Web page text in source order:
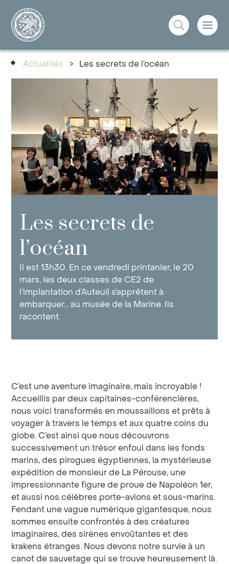
Actualités > Les secrets de l’océan
Les secrets de
l’océan
Il est 13h30. En ce vendredi printanier, le 20
mars, les deux classes de CE2 de
l’implantation d’Auteuil s’apprêtent à
embarquer… au musée de la Marine. Ils
racontent.
C’est une aventure imaginaire, mais incroyable !
Accueillis par deux capitaines-conférencières,
nous voici transformés en moussaillons et prêts à
voyager à travers le temps et aux quatre coins du
globe. C’est ainsi que nous découvrons
successivement un trésor enfoui dans les fonds
marins, des pirogues égyptiennes, la mystérieuse
expédition de monsieur de La Pérouse, une
impressionnante figure de proue de Napoléon 1er,
et aussi nos célèbres porte-avions et sous-marins.
Fendant une vague numérique gigantesque, nous
sommes ensuite confrontés à des créatures
imaginaires, des sirènes envoûtantes et des
krakens étranges. Nous devons notre survie à un
canot de sauvetage qui se trouve heureusement là.